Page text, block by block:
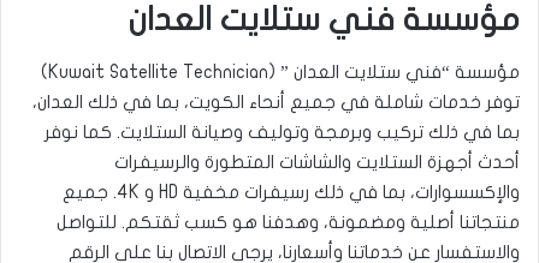
مؤسسة فني ستلايت العدان
مؤسسة “فني ستلايت العدان ” (Kuwait Satellite Technician)
توفر خدمات شاملة في جميع أنحاء الكويت، بما في ذلك العدان،
بما في ذلك تركيب وبرمجة وتوليف وصيانة الستلايت. كما نوفر
أحدث أجهزة الستلايت والشاشات المتطورة والرسيفرات
والإكسسوارات، بما في ذلك رسيفرات مخفية HD و 4K. جميع
منتجاتنا أصلية ومضمونة، وهدفنا هو كسب ثقتكم. للتواصل
والاستفسار عن خدماتنا وأسعارنا، يرجى الاتصال بنا على الرقم